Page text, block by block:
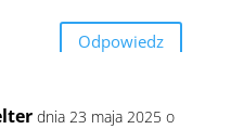
Odpowiedz
dnia 23 maja 2025 o